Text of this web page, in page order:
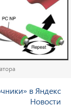
в Яндекс
Новости